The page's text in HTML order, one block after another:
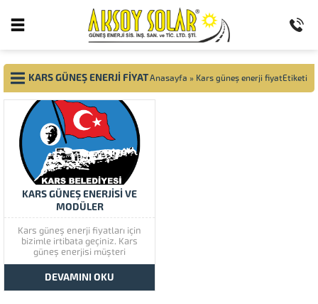
KARS GÜNEŞ ENERJI FIYATAnasayfa » Kars güneş enerji fiyatEtiketi
KARS GÜNEŞ ENERJİSİ VE
MODÜLER
Kars güneş enerji fiyatları için
bizimle irtibata geçiniz. Kars
güneş enerjisi müşteri
memnuniyetine çok önem
vermektedir. Kars güneş
enerjisinin kaliteli ürünlerini
görmek için lütfen ürünlerimize
DEVAMINI OKU